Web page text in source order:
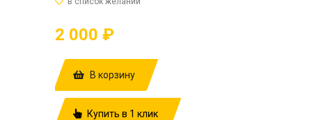
2 000 ₽
В корзину
Купить в 1 клик